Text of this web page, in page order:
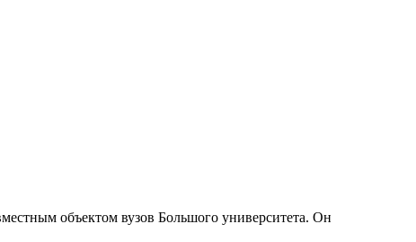
объектом вузов Большого университета. Он